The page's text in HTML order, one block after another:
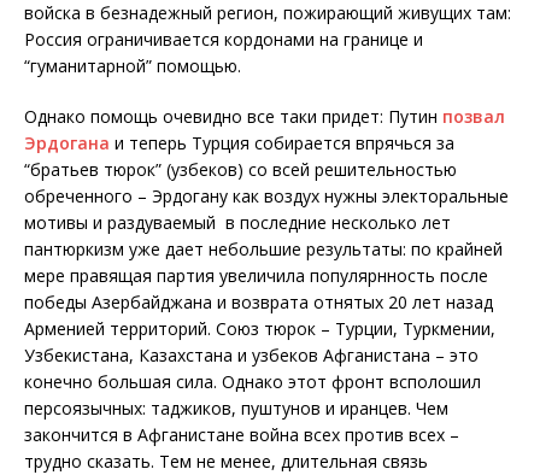
войска в безнадежный регион, пожирающий живущих там:
Россия ограничивается кордонами на границе и
“гуманитарной” помощью.
Однако помощь очевидно все таки придет: Путин позвал
Эрдогана и теперь Турция собирается впрячься за
“братьев тюрок” (узбеков) со всей решительностью
обреченного – Эрдогану как воздух нужны электоральные
мотивы и раздуваемый в последние несколько лет
пантюркизм уже дает небольшие результаты: по крайней
мере правящая партия увеличила популярнность после
победы Азербайджана и возврата отнятых 20 лет назад
Арменией территорий. Союз тюрок – Турции, Туркмении,
Узбекистана, Казахстана и узбеков Афганистана – это
конечно большая сила. Однако этот фронт всполошил
персоязычных: таджиков, пуштунов и иранцев. Чем
закончится в Афганистане война всех против всех –
трудно сказать. Тем не менее, длительная связь